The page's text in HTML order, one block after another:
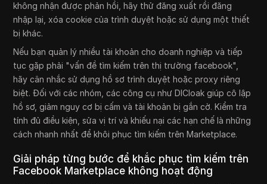
không nhận được phản hồi, hãy thử đăng xuất rồi đăng
nhập lại, xóa cookie của trình duyệt hoặc sử dụng một thiết
bị khác.
Nếu bạn quản lý nhiều tài khoản cho doanh nghiệp và tiếp
tục gặp phải "vấn đề tìm kiếm trên thị trường facebook",
hãy cân nhắc sử dụng hồ sơ trình duyệt hoặc proxy riêng
biệt. Đối với các nhóm, các công cụ như DICloak giúp cô lập
hồ sơ, giảm nguy cơ bị cấm và tài khoản bị gắn cờ. Kiểm tra
tính đủ điều kiện, sửa vị trí và khiếu nại các hạn chế là những
cách nhanh nhất để khôi phục tìm kiếm trên Marketplace.
Giải pháp từng bước để khắc phục tìm kiếm trên
Facebook Marketplace không hoạt động